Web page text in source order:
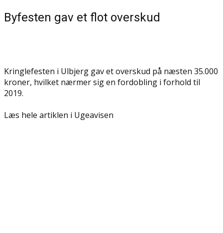
Byfesten gav et flot overskud
Kringlefesten i Ulbjerg gav et overskud på næsten 35.000
kroner, hvilket nærmer sig en fordobling i forhold til
2019.
Læs hele artiklen i Ugeavisen